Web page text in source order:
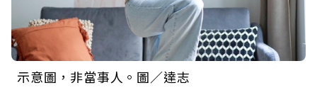
示意圖，非當事人。圖／達志